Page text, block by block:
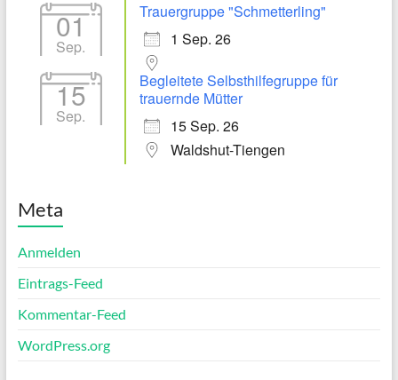
01
Sep.
Trauergruppe "Schmetterling"
1 Sep. 26
15
Sep.
Begleitete Selbsthilfegruppe für
trauernde Mütter
15 Sep. 26
Waldshut-Tiengen
Meta
Anmelden
Eintrags-Feed
Kommentar-Feed
WordPress.org